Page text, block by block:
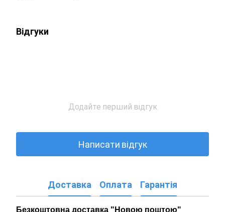
Відгуки
Додайте перший відгук
Написати відгук
Доставка Оплата Гарантія
Безкоштовна доставка "Новою поштою"